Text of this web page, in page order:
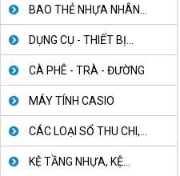
BAO THẺ NHỰA NHÂN...
DỤNG CỤ - THIẾT BỊ...
CÀ PHÊ - TRÀ - ĐƯỜNG
MÁY TÍNH CASIO
CÁC LOẠI SỔ THU CHI,...
KỆ TẦNG NHỰA, KỆ...